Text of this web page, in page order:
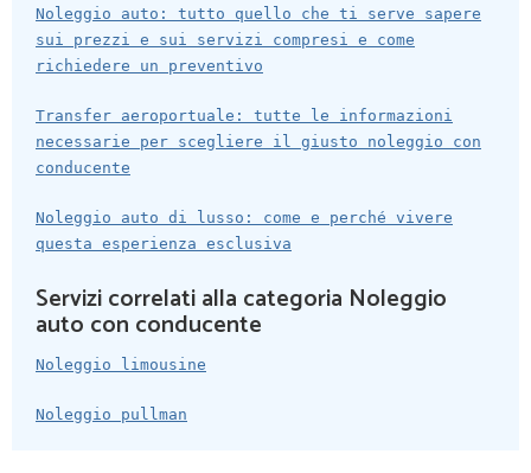
Noleggio auto: tutto quello che ti serve sapere
sui prezzi e sui servizi compresi e come
richiedere un preventivo
Transfer aeroportuale: tutte le informazioni
necessarie per scegliere il giusto noleggio con
conducente
Noleggio auto di lusso: come e perché vivere
questa esperienza esclusiva
Servizi correlati alla categoria Noleggio
auto con conducente
Noleggio limousine
Noleggio pullman